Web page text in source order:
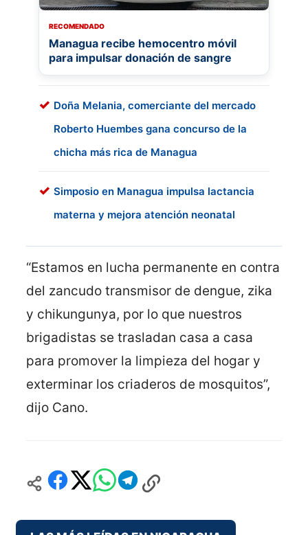
RECOMENDADO
Managua recibe hemocentro móvil
para impulsar donación de sangre
Doña Melania, comerciante del mercado
Roberto Huembes gana concurso de la
chicha más rica de Managua
Simposio en Managua impulsa lactancia
materna y mejora atención neonatal
“Estamos en lucha permanente en contra
del zancudo transmisor de dengue, zika
y chikungunya, por lo que nuestros
brigadistas se trasladan casa a casa
para promover la limpieza del hogar y
exterminar los criaderos de mosquitos”,
dijo Cano.